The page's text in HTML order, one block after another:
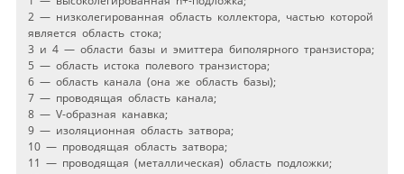
2 — низколегированная область коллектора, частью которой
является область стока;
3 и 4 — области базы и эмиттера биполярного транзистора;
5 — область истока полевого транзистора;
6 — область канала (она же область базы);
7 — проводящая область канала;
8 — V-образная канавка;
9 — изоляционная область затвора;
10 — проводящая область затвора;
11 — проводящая (металлическая) область подложки;